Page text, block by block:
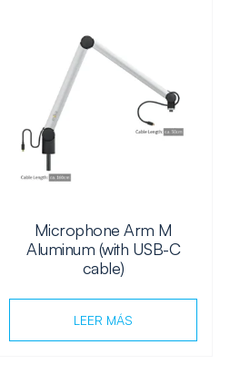
Microphone Arm M
Aluminum (with USB-C
cable)
LEER MÁS